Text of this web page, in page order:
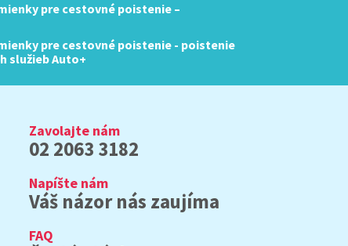
pre cestovné poistenie –
pre cestovné poistenie - poistenie
služieb Auto+
Zavolajte nám
02 2063 3182
Napíšte nám
Váš názor nás zaujíma
FAQ